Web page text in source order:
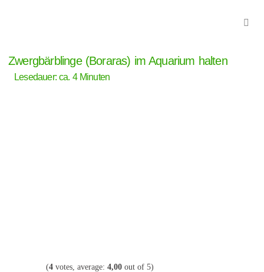
Zwergbärblinge (Boraras) im Aquarium halten
Lesedauer: ca. 4Minuten
(4 votes, average: 4,00 out of 5)